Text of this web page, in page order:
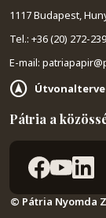
1117 Budapest,
Tel.: +36 (20) 272-
E-mail:
Pátria a
© Pátria Nyomda